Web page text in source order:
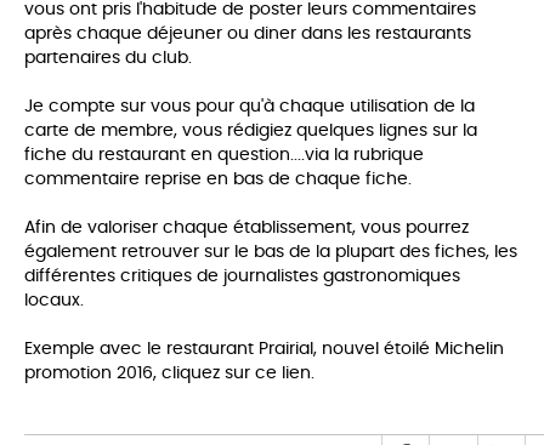
vous ont pris l'habitude de poster leurs commentaires
après chaque déjeuner ou diner dans les restaurants
partenaires du club.
Je compte sur vous pour qu'à chaque utilisation de la
carte de membre, vous rédigiez quelques lignes sur la
fiche du restaurant en question....via la rubrique
commentaire reprise en bas de chaque fiche.
Afin de valoriser chaque établissement, vous pourrez
également retrouver sur le bas de la plupart des fiches, les
différentes critiques de journalistes gastronomiques
locaux.
Exemple avec le restaurant Prairial, nouvel étoilé Michelin
promotion 2016, cliquez sur ce lien.